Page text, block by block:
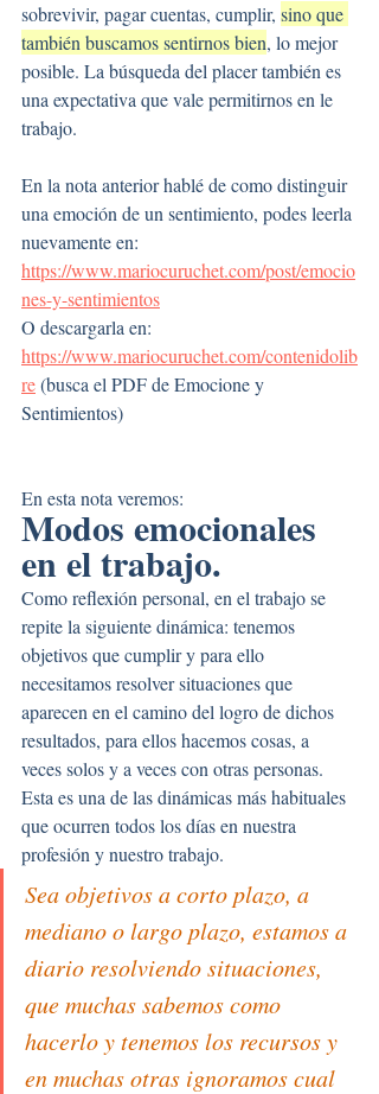
sobrevivir, pagar cuentas, cumplir, sino que
también buscamos sentirnos bien, lo mejor
posible. La búsqueda del placer también es
una expectativa que vale permitirnos en le
trabajo.
En la nota anterior hablé de como distinguir
una emoción de un sentimiento, podes leerla
nuevamente en:
https://www.mariocuruchet.com/post/emocio
nes-y-sentimientos
O descargarla en:
https://www.mariocuruchet.com/contenidolib
re (busca el PDF de Emocione y
Sentimientos)
En esta nota veremos:
Modos emocionales
en el trabajo.
Como reflexión personal, en el trabajo se
repite la siguiente dinámica: tenemos
objetivos que cumplir y para ello
necesitamos resolver situaciones que
aparecen en el camino del logro de dichos
resultados, para ellos hacemos cosas, a
veces solos y a veces con otras personas.
Esta es una de las dinámicas más habituales
que ocurren todos los días en nuestra
profesión y nuestro trabajo.
Sea objetivos a corto plazo, a
mediano o largo plazo, estamos a
diario resolviendo situaciones,
que muchas sabemos como
hacerlo y tenemos los recursos y
en muchas otras ignoramos cual